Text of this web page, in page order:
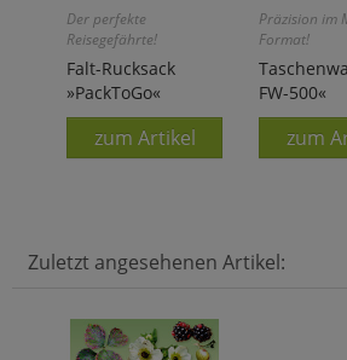
Der perfekte
Reisegefährte!
Falt-Rucksack
»PackToGo«
zum Artikel
Präzision im
Format!
FW-500«
zum
Zuletzt angesehenen Artikel: